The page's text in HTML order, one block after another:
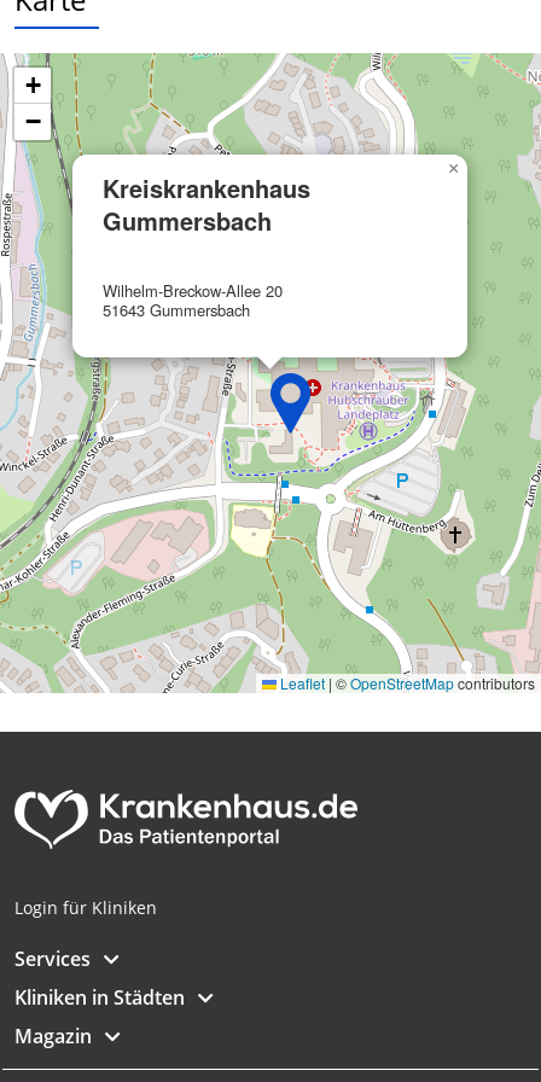
Kreiskrankenhaus
Gummersbach
Wilhelm-Breckow-Allee 20
51643 Gummersbach
×
+
−
Leaflet | ©OpenStreetMapcontributors
Login für Kliniken
Services
Kliniken in Städten
Magazin
Performance
Funktional
Werbung